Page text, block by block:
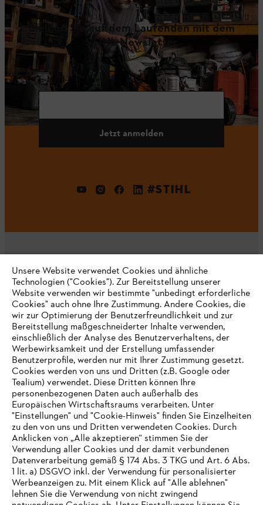
Bleiben Sie auf dem Laufenden mit dem
STIHL Newsletter
E-Mail-Adresse
Jetzt anmelden
#STIHL
Unternehmen
Häufig gestellte Fragen
Service
Datenschutzrichtlinien Impressum Cookies
Rechtliche Informationen
IHR BROWSER WIRD NICHT
UNTERSTÜTZT
Unsere Website verwendet Cookies und ähnliche
Technologien ("Cookies"). Zur Bereitstellung unserer
Website verwenden wir bestimmte "unbedingt erforderliche
Cookies" auch ohne Ihre Zustimmung. Andere Cookies, die
wir zur Optimierung der Benutzerfreundlichkeit und zur
Bereitstellung maßgeschneiderter Inhalte verwenden,
einschließlich der Analyse des Benutzerverhaltens, der
Werbewirksamkeit und der Erstellung umfassender
Benutzerprofile, werden nur mit Ihrer Zustimmung gesetzt.
Cookies werden von uns und Dritten (z.B. Google oder
Tealium) verwendet. Diese Dritten können Ihre
personenbezogenen Daten auch außerhalb des
Europäischen Wirtschaftsraums verarbeiten. Unter
"Einstellungen" und "Cookie-Hinweis" finden Sie Einzelheiten
zu den von uns und Dritten verwendeten Cookies. Durch
Anklicken von „Alle akzeptieren“ stimmen Sie der
Verwendung aller Cookies und der damit verbundenen
Datenverarbeitung gemäß § 174 Abs. 3 TKG und Art. 6 Abs.
1 lit. a) DSGVO inkl. der Verwendung für personalisierter
Werbeanzeigen zu. Mit einem Klick auf "Alle ablehnen"
lehnen Sie die Verwendung von nicht zwingend